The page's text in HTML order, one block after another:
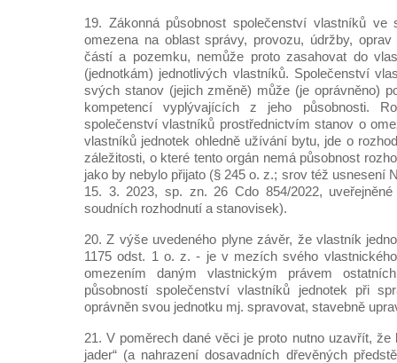
19. Zákonná působnost společenství vlastníků
omezena na oblast správy, provozu, údržby,
částí a pozemku, nemůže proto zasahovat do
(jednotkám) jednotlivých vlastníků. Společenství
svých stanov (jejich změně) může (je oprávněno)
kompetencí vyplývajících z jeho působnosti.
společenství vlastníků prostřednictvím stanov o
vlastníků jednotek ohledně užívání bytu, jde o
záležitosti, o které tento orgán nemá působnost
jako by nebylo přijato (§ 245 o. z.; srov též usnesení
15. 3. 2023, sp. zn. 26 Cdo 854/2022,
soudních rozhodnutí a stanovisek).
20. Z výše uvedeného plyne závěr, že vlastník
1175 odst. 1 o. z. - je v mezích svého
omezením daným vlastnickým právem
působností společenství vlastníků jednotek při
oprávněn svou jednotku mj. spravovat, stavebně
21. V poměrech dané věci je proto nutno uzavřít, že
jader“ (a nahrazení dosavadních dřevěných